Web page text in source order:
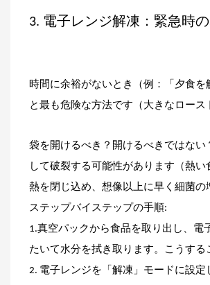
3. 電子レンジ解凍：緊急時
時間に余裕がないとき（例：「夕食
と最も危険な方法です（大きなロー
袋を開けるべき？開けるべきではな
して破裂する可能性があります（熱
熱を閉じ込め、想像以上に早く細菌の
ステップバイステップの手順:
1.真空パックから食品を取り出し、電
たいて水分を拭き取ります。こうす
2. 電子レンジを「解凍」モードに設